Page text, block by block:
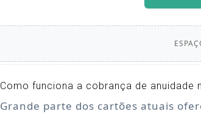
Como funciona a cobrança de anuidade
Grande parte dos cartões atuais